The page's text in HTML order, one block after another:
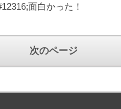
面白かった！
次のページ